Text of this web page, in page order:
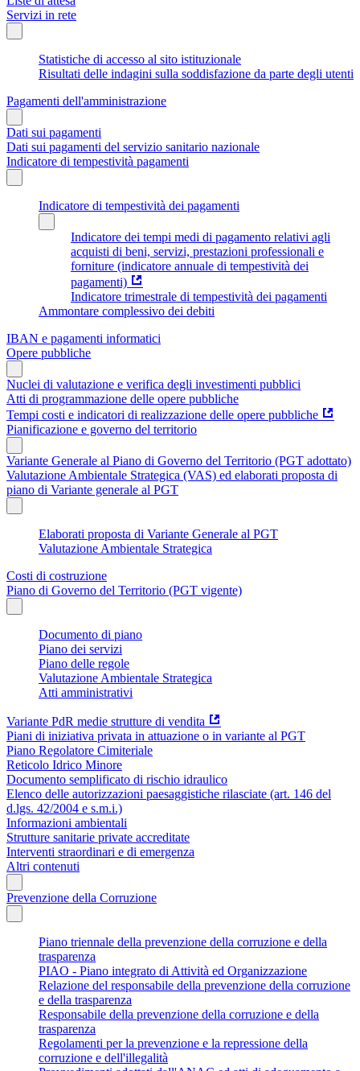
Servizi in rete
Statistiche di accesso al sito istituzionale
Risultati delle indagini sulla soddisfazione da parte degli utenti
Pagamenti dell'amministrazione
Dati sui pagamenti
Dati sui pagamenti del servizio sanitario nazionale
Indicatore di tempestività pagamenti
Indicatore di tempestività dei pagamenti
Indicatore dei tempi medi di pagamento relativi agli
acquisti di beni, servizi, prestazioni professionali e
forniture (indicatore annuale di tempestività dei
pagamenti)
Indicatore trimestrale di tempestività dei pagamenti
Ammontare complessivo dei debiti
IBAN e pagamenti informatici
Opere pubbliche
Nuclei di valutazione e verifica degli investimenti pubblici
Atti di programmazione delle opere pubbliche
Tempi costi e indicatori di realizzazione delle opere pubbliche
Pianificazione e governo del territorio
Variante Generale al Piano di Governo del Territorio (PGT adottato)
Valutazione Ambientale Strategica (VAS) ed elaborati proposta di
piano di Variante generale al PGT
Elaborati proposta di Variante Generale al PGT
Valutazione Ambientale Strategica
Costi di costruzione
Piano di Governo del Territorio (PGT vigente)
Documento di piano
Piano dei servizi
Piano delle regole
Valutazione Ambientale Strategica
Atti amministrativi
Variante PdR medie strutture di vendita
Piani di iniziativa privata in attuazione o in variante al PGT
Piano Regolatore Cimiteriale
Reticolo Idrico Minore
Documento semplificato di rischio idraulico
Elenco delle autorizzazioni paesaggistiche rilasciate (art. 146 del
d.lgs. 42/2004 e s.m.i.)
Informazioni ambientali
Strutture sanitarie private accreditate
Interventi straordinari e di emergenza
Altri contenuti
Prevenzione della Corruzione
Piano triennale della prevenzione della corruzione e della
trasparenza
PIAO - Piano integrato di Attività ed Organizzazione
Relazione del responsabile della prevenzione della corruzione
e della trasparenza
Responsabile della prevenzione della corruzione e della
trasparenza
Regolamenti per la prevenzione e la repressione della
corruzione e dell'illegalità